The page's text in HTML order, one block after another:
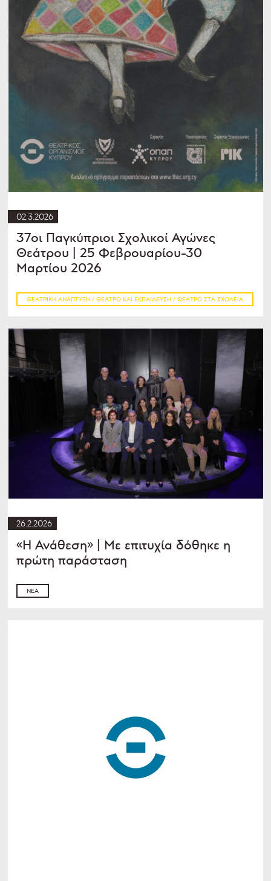
02.3.2026
37οι Παγκύπριοι Σχολικοί Αγώνες
Θεάτρου | 25 Φεβρουαρίου-30
Μαρτίου 2026
ΘΕΑΤΡΙΚΉ ΑΝΆΠΤΥΞΗ / ΘΈΑΤΡΟ ΚΑΙ ΕΚΠΑΊΔΕΥΣΗ / ΘΈΑΤΡΟ ΣΤΑ ΣΧΟΛΕΊΑ
26.2.2026
«Η Ανάθεση» | Με επιτυχία δόθηκε η
πρώτη παράσταση
ΝΈΑ